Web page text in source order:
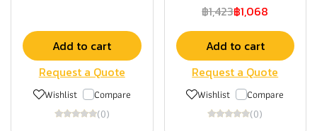
Add to cart
Request a Quote
Wishlist Compare
(0)
฿1,423฿1,068
Add to cart
Request a Quote
Wishlist Compare
(0)